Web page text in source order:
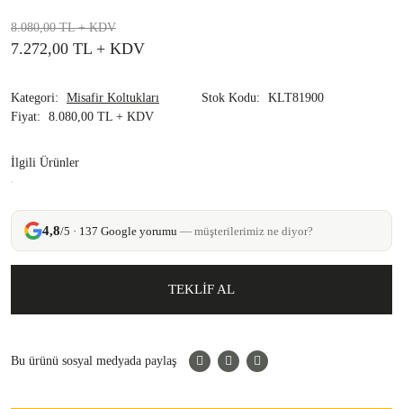
7.272,00 TL + KDV
8.080,00 TL+ KDV
Kategori Misafir Koltukları Stok Kodu
KLT81900
Fiyat
8.080,00 TL + KDV
İlgili Ürünler
4,8/5 · 137 Google yorumu — müşterilerimiz ne diyor?
TEKLİF AL
Bu ürünü sosyal medyada paylaş